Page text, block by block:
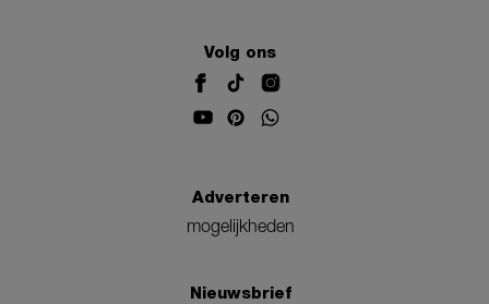
Volg ons
Adverteren
mogelijkheden
Nieuwsbrief